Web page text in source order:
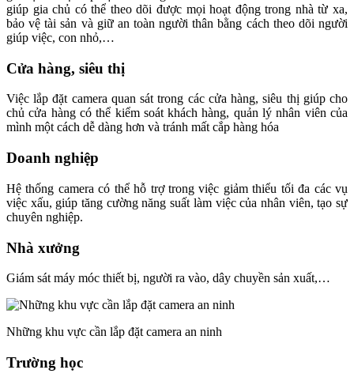
giúp gia chủ có thể theo dõi được mọi hoạt động trong nhà từ xa,
bảo vệ tài sản và giữ an toàn người thân bằng cách theo dõi người
giúp việc, con nhỏ,…
Cửa hàng, siêu thị
Việc lắp đặt camera quan sát trong các cửa hàng, siêu thị giúp cho
chủ cửa hàng có thể kiểm soát khách hàng, quản lý nhân viên của
mình một cách dễ dàng hơn và tránh mất cắp hàng hóa
Doanh nghiệp
Hệ thống camera có thể hỗ trợ trong việc giảm thiểu tối đa các vụ
việc xấu, giúp tăng cường năng suất làm việc của nhân viên, tạo sự
chuyên nghiệp.
Nhà xưởng
Giám sát máy móc thiết bị, người ra vào, dây chuyền sản xuất,…
Những khu vực cần lắp đặt camera an ninh
Trường học